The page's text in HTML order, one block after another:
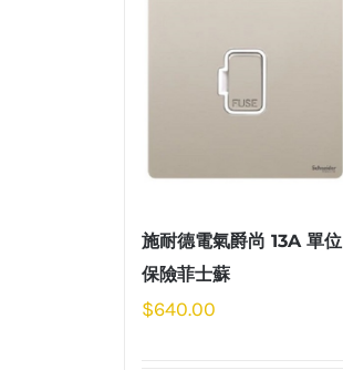
施耐德電氣爵尚 13A 單位
保險菲士蘇
$640.00